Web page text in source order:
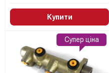
Купити
Супер ціна